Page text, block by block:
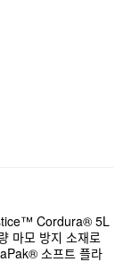
Cordura® 5L
마모 방지 소재로
소프트 플라